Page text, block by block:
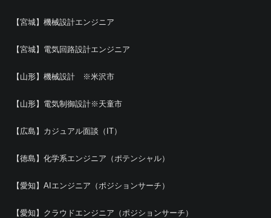
【宮城】機械設計エンジニア
【宮城】電気回路設計エンジニア
【山形】機械設計 ※米沢市
【山形】電気制御設計※天童市
【広島】カジュアル面談（IT）
【徳島】化学系エンジニア（ポテンシャル）
【愛知】AIエンジニア（ポジションサーチ）
【愛知】クラウドエンジニア（ポジションサーチ）